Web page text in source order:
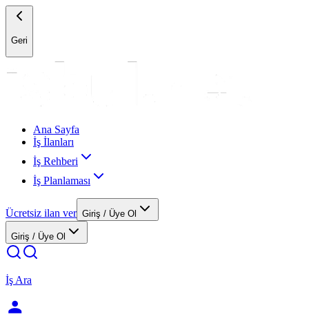
Geri
Ana Sayfa
İş İlanları
İş Rehberi
İş Planlaması
Ücretsiz ilan ver Giriş / Üye Ol
Giriş / Üye Ol
İş Ara